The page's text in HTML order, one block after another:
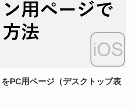
PC用ページ（デスクトップ表